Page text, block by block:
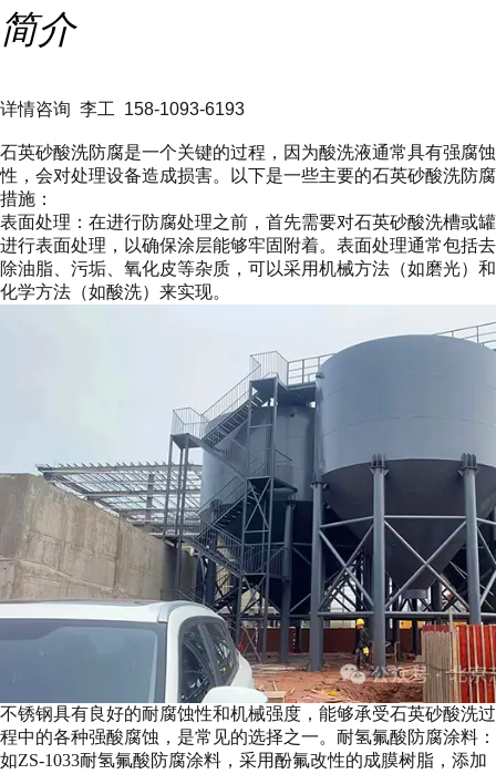
简介
详情咨询 李工 158-1093-6193
石英砂酸洗防腐是一个关键的过程，因为酸洗液通常具有强腐蚀
性，会对处理设备造成损害。以下是一些主要的石英砂酸洗防腐
措施：
表面处理：在进行防腐处理之前，首先需要对石英砂酸洗槽或罐
进行表面处理，以确保涂层能够牢固附着。表面处理通常包括去
除油脂、污垢、氧化皮等杂质，可以采用机械方法（如磨光）和
化学方法（如酸洗）来实现。
不锈钢具有良好的耐腐蚀性和机械强度，能够承受石英砂酸洗过
程中的各种强酸腐蚀，是常见的选择之一。耐氢氟酸防腐涂料：
如ZS-1033耐氢氟酸防腐涂料，采用酚氟改性的成膜树脂，添加